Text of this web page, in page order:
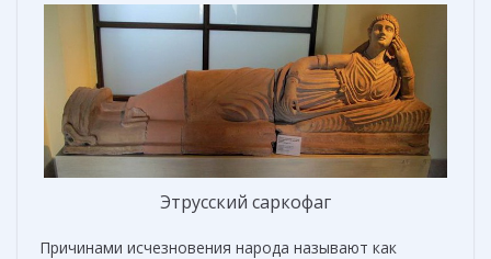
Этрусский саркофаг
Причинами исчезновения народа называют как